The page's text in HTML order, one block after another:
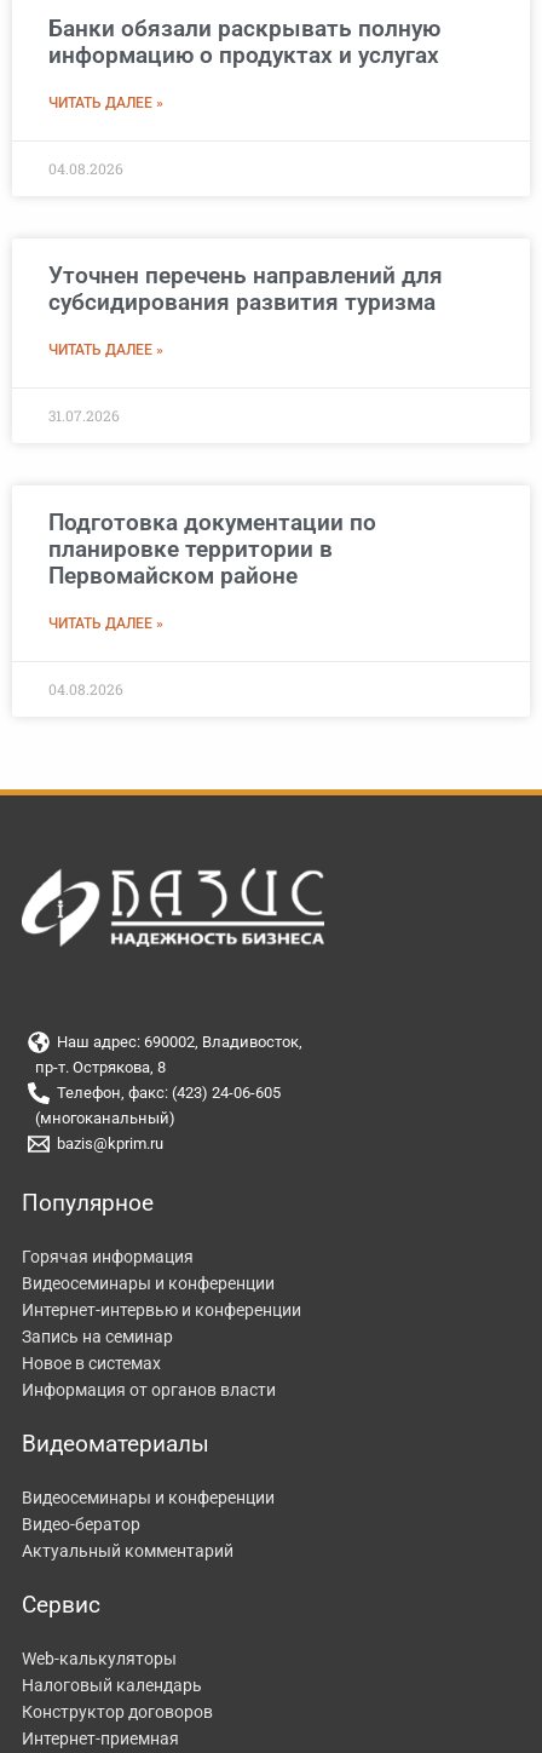
Банки обязали раскрывать полную
информацию о продуктах и услугах
ЧИТАТЬ ДАЛЕЕ »
04.08.2026
Уточнен перечень направлений для
субсидирования развития туризма
ЧИТАТЬ ДАЛЕЕ »
31.07.2026
Подготовка документации по
планировке территории в
Первомайском районе
ЧИТАТЬ ДАЛЕЕ »
04.08.2026
Наш адрес: 690002, Владивосток,
пр-т. Острякова, 8
Телефон, факс: (423) 24-06-605
(многоканальный)
bazis@kprim.ru
Популярное
Горячая информация
Видеосеминары и конференции
Интернет-интервью и конференции
Запись на семинар
Новое в системах
Информация от органов власти
Видеоматериалы
Видеосеминары и конференции
Видео-бератор
Актуальный комментарий
Сервис
Web-калькуляторы
Налоговый календарь
Конструктор договоров
Интернет-приемная